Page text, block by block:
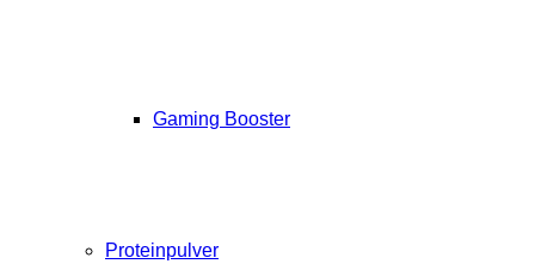
Gaming Booster
Proteinpulver